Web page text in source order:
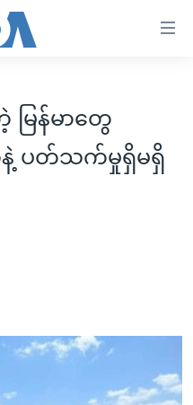
ား
ြန်မာတွေ
နဲ့ ပတ်သက်မှုရှိမရှိ